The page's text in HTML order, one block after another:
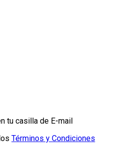
tu casilla de E-mail
Términos y Condiciones